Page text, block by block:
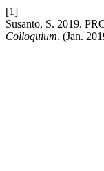
[1]
Susanto, S. 2019.
Colloquium. (Jan.